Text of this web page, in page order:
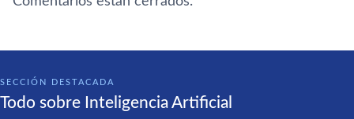
SECCIÓN DESTACADA
Todo sobre Inteligencia Artificial